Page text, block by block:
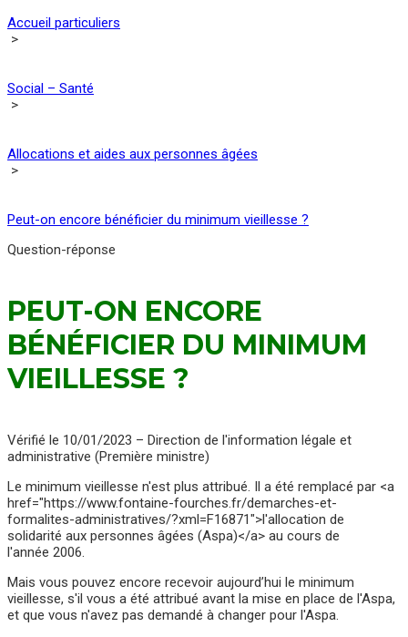
Accueil particuliers
>
Social – Santé
>
Allocations et aides aux personnes âgées
>
Peut-on encore bénéficier du minimum vieillesse ?
Question-réponse
PEUT-ON ENCORE
BÉNÉFICIER DU MINIMUM
VIEILLESSE ?
Vérifié le 10/01/2023 – Direction de l'information légale et
administrative (Première ministre)
Le minimum vieillesse n'est plus attribué. Il a été remplacé par <a
href="https://www.fontaine-fourches.fr/demarches-et-
formalites-administratives/?xml=F16871">l'allocation de
solidarité aux personnes âgées (Aspa)</a> au cours de
l'année 2006.
Mais vous pouvez encore recevoir aujourd’hui le minimum
vieillesse, s'il vous a été attribué avant la mise en place de l'Aspa,
et que vous n'avez pas demandé à changer pour l'Aspa.